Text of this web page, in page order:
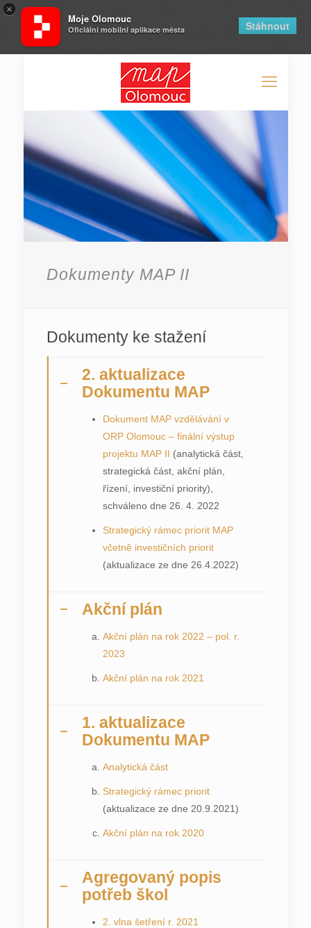
×
Moje Olomouc
Oficiální mobilní aplikace města Stáhnout
Dokumenty MAP II
Dokumenty ke stažení
2. aktualizace
Dokumentu MAP
Dokument MAP vzdělávání v
ORP Olomouc – finální výstup
projektu MAP II (analytická část,
strategická část, akční plán,
řízení, investiční priority),
schváleno dne 26. 4. 2022
Strategický rámec priorit MAP
včetně investičních priorit
(aktualizace ze dne 26.4.2022)
Akční plán
Akční plán na rok 2022 – pol. r.
2023
Akční plán na rok 2021
1. aktualizace
Dokumentu MAP
Analytická část
Strategický rámec priorit
(aktualizace ze dne 20.9.2021)
Akční plán na rok 2020
Agregovaný popis
potřeb škol
2. vlna šetření r. 2021